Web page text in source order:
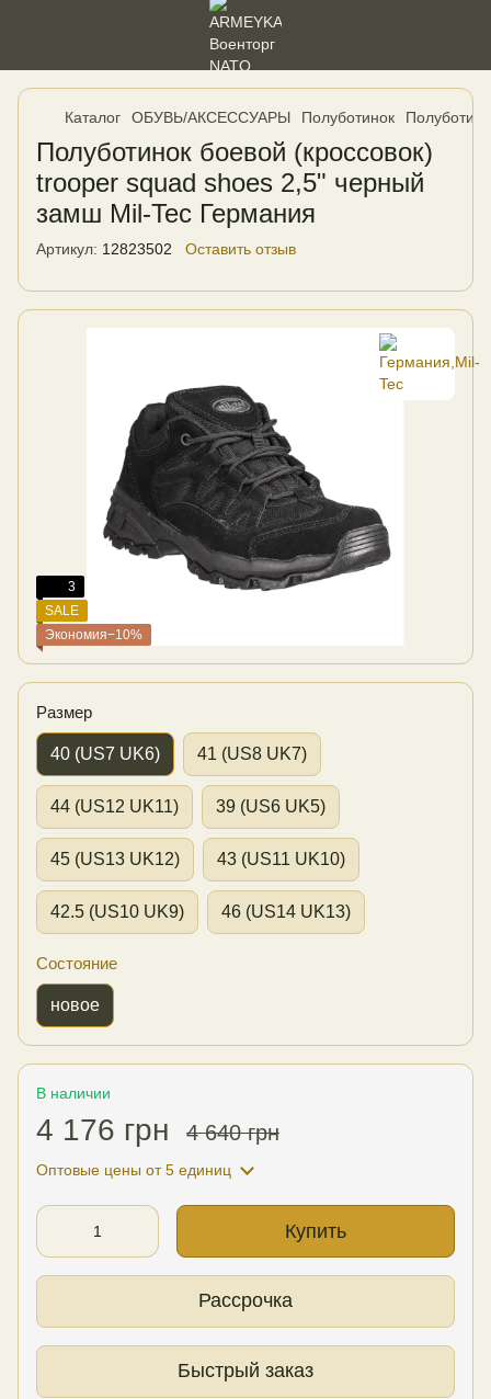
Каталог ОБУВЬ/АКСЕССУАРЫ Полуботинок
Полуботинок боевой (кроссовок)
trooper squad shoes 2,5" черный
замш Mil-Tec Германия
Артикул: 12823502 Оставить отзыв
3
SALE
Экономия−10%
Размер
40 (US7 UK6) 41 (US8 UK7)
44 (US12 UK11) 39 (US6 UK5)
45 (US13 UK12) 43 (US11 UK10)
42.5 (US10 UK9) 46 (US14 UK13)
Состояние
новое
В наличии
4 176 грн 4 640 грн
Оптовые цены от 5 единиц
Купить
Рассрочка
Быстрый заказ